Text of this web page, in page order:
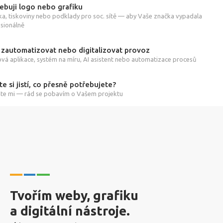
logo nebo grafiku
tiskoviny nebo podklady pro soc. sítě — aby Vaše značka vypadala
zautomatizovat nebo digitalizovat provoz
aplikace, systém na míru, AI asistent nebo automatizace procesů
si jistí, co přesně potřebujete?
mi — rád se pobavím o Vašem projektu
Tvořím weby, grafiku
a digitální nástroje.